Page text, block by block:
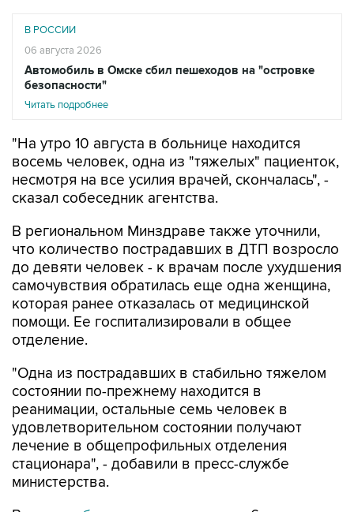
В РОССИИ
06 августа 2026
Автомобиль в Омске сбил пешеходов на "островке
безопасности"
Читать подробнее
"На утро 10 августа в больнице находится
восемь человек, одна из "тяжелых" пациенток,
несмотря на все усилия врачей, скончалась", -
сказал собеседник агентства.
В региональном Минздраве также уточнили,
что количество пострадавших в ДТП возросло
до девяти человек - к врачам после ухудшения
самочувствия обратилась еще одна женщина,
которая ранее отказалась от медицинской
помощи. Ее госпитализировали в общее
отделение.
"Одна из пострадавших в стабильно тяжелом
состоянии по-прежнему находится в
реанимации, остальные семь человек в
удовлетворительном состоянии получают
лечение в общепрофильных отделения
стационара", - добавили в пресс-службе
министерства.